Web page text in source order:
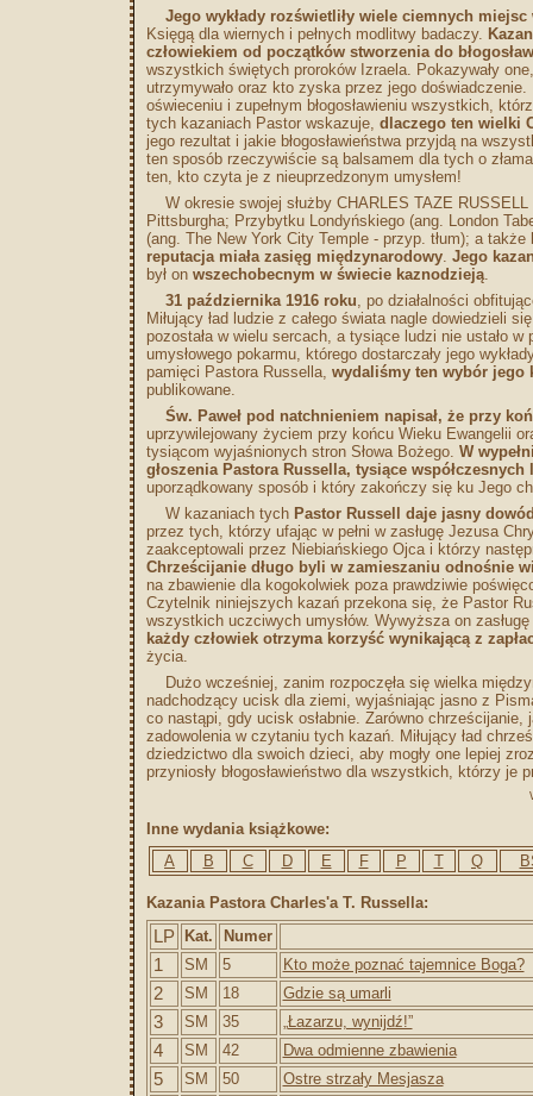
Jego wykłady rozświetliły wiele ciemnych
Księgą dla wiernych i pełnych modlitwy badaczy.
człowiekiem od początków stworzenia do
wszystkich świętych proroków Izraela. Pokazywały
utrzymywało oraz kto zyska przez jego
oświeceniu i zupełnym błogosławieniu wszystkich,
tych kazaniach Pastor wskazuje, dlaczego ten wielki
jego rezultat i jakie błogosławieństwa przyjdą na
ten sposób rzeczywiście są balsamem dla tych o
ten, kto czyta je z nieuprzedzonym umysłem!
W okresie swojej służby CHARLES TAZE
Pittsburgha; Przybytku Londyńskiego (ang. London
(ang. The New York City Temple - przyp. tłum); a
reputacja miała zasięg międzynarodowy. Jego
był on wszechobecnym w świecie kaznodzieją.
31 października 1916 roku, po działalności
Miłujący ład ludzie z całego świata nagle dowiedzieli
pozostała w wielu sercach, a tysiące ludzi nie ustało
umysłowego pokarmu, którego dostarczały jego
pamięci Pastora Russella, wydaliśmy ten wybór jego
publikowane.
Św. Paweł pod natchnieniem napisał, że przy
uprzywilejowany życiem przy końcu Wieku Ewangelii
tysiącom wyjaśnionych stron Słowa Bożego. W
głoszenia Pastora Russella, tysiące
uporządkowany sposób i który zakończy się ku Jego
W kazaniach tych Pastor Russell daje jasny
przez tych, którzy ufając w pełni w zasługę Jezusa
zaakceptowali przez Niebiańskiego Ojca i którzy
Chrześcijanie długo byli w zamieszaniu odnośnie
na zbawienie dla kogokolwiek poza prawdziwie
Czytelnik niniejszych kazań przekona się, że Pastor
wszystkich uczciwych umysłów. Wywyższa on
każdy człowiek otrzyma korzyść wynikającą z
życia.
Dużo wcześniej, zanim rozpoczęła się wielka
nadchodzący ucisk dla ziemi, wyjaśniając jasno z
co nastąpi, gdy ucisk osłabnie. Zarówno
zadowolenia w czytaniu tych kazań. Miłujący ład
dziedzictwo dla swoich dzieci, aby mogły one lepiej
przyniosły błogosławieństwo dla wszystkich, którzy je
Inne wydania książkowe:
A
B C D E F P T Q
Kazania Pastora Charles'a T. Russella:
LP Kat. Numer
1 SM 5 Kto może poznać tajemnice Boga?
2 SM 18 Gdzie są umarli
3 SM 35 „Łazarzu, wynijdź!”
4 SM 42 Dwa odmienne zbawienia
5 SM 50 Ostre strzały Mesjasza